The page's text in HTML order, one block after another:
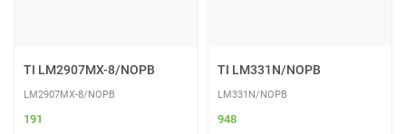
TI LM2907MX-8/NOPB
LM2907MX-8/NOPB
191
TI LM331N/NOPB
LM331N/NOPB
948